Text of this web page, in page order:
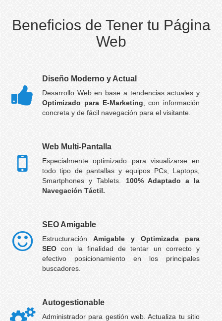
Beneficios de Tener tu Página
Web
Diseño Moderno y Actual
Desarrollo Web en base a tendencias actuales y
Optimizado para E-Marketing , con información
concreta y de fácil navegación para el visitante.
Web Multi-Pantalla
Especialmente optimizado para visualizarse en
todo tipo de pantallas y equipos PCs, Laptops,
Smartphones y Tablets. 100% Adaptado a la
Navegación Táctil.
SEO Amigable
Estructuración Amigable y Optimizada para
SEO con la finalidad de tentar un correcto y
efectivo posicionamiento en los principales
buscadores.
Autogestionable
Administrador para gestión web. Actualiza tu sitio